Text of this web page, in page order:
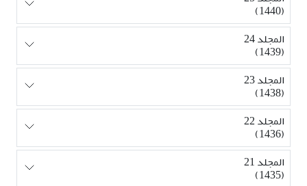
(1440)
المجلد 24
(1439)
المجلد 23
(1438)
المجلد 22
(1436)
المجلد 21
(1435)